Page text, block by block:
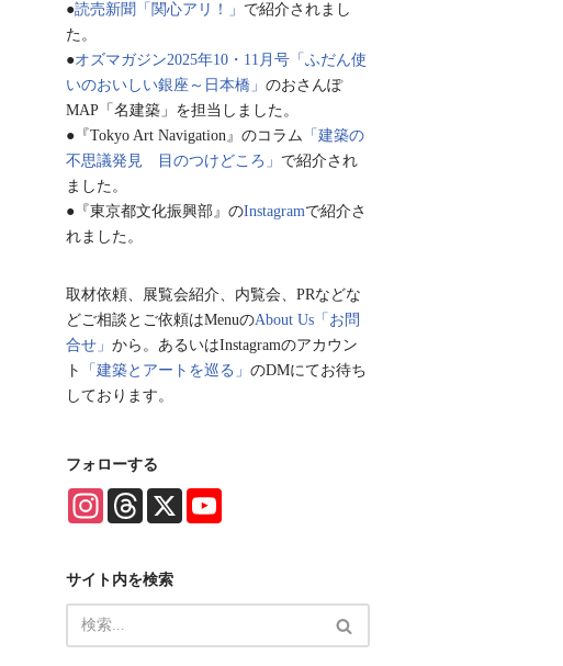
●読売新聞「関心アリ！」 で紹介されまし
た。
●オズマガジン2025年10・11月号「ふだん使
いのおいしい銀座～日本橋」 のおさんぽ
MAP「名建築」を担当しました。
●『Tokyo Art Navigation』のコラム 「建築の
不思議発見 目のつけどころ」 で紹介され
ました。
●『東京都文化振興部』のInstagramで紹介さ
れました。
取材依頼、展覧会紹介、内覧会、PRなどな
どご相談とご依頼はMenuのAbout Us「お問
合せ」 から。あるいはInstagramのアカウン
ト
「建築とアートを巡る」 のDMにてお待ち
しております。
フォローする
I
g
r
a
m
T
d
s
X
Y
e
サイト内を検索